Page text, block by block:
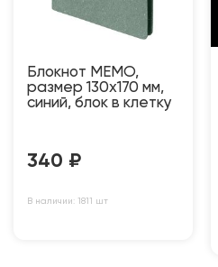
Блокнот MEMO,
размер 130х170 мм,
синий, блок в клетку
340 ₽
В наличии: 1811 шт